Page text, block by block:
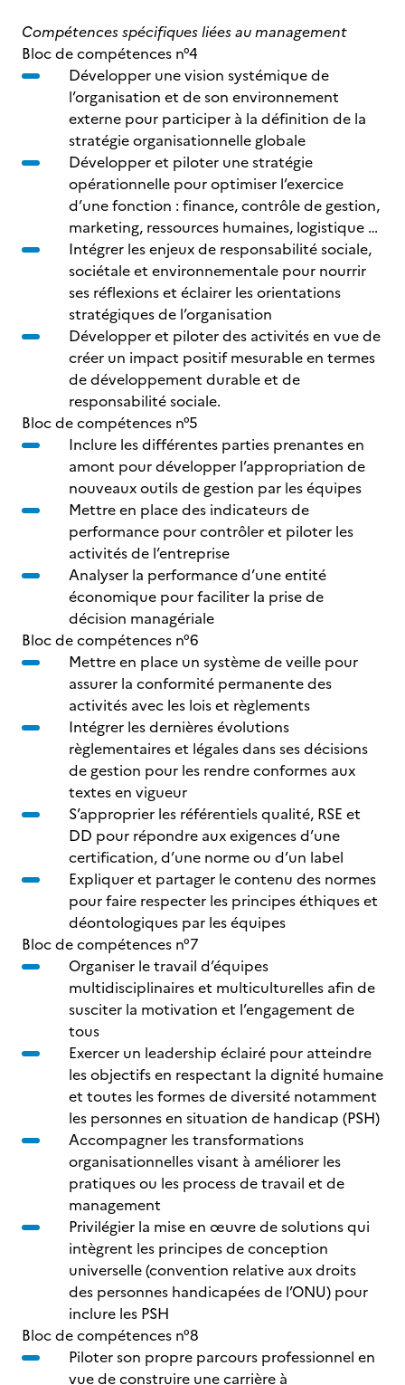
Compétences spécifiques liées au management
Bloc de compétences n°4
Développer une vision systémique de
l’organisation et de son environnement
externe pour participer à la définition de la
stratégie organisationnelle globale
Développer et piloter une stratégie
opérationnelle pour optimiser l’exercice
d’une fonction : finance, contrôle de gestion,
marketing, ressources humaines, logistique …
Intégrer les enjeux de responsabilité sociale,
sociétale et environnementale pour nourrir
ses réflexions et éclairer les orientations
stratégiques de l’organisation
Développer et piloter des activités en vue de
créer un impact positif mesurable en termes
de développement durable et de
responsabilité sociale.
Bloc de compétences n°5
Inclure les différentes parties prenantes en
amont pour développer l’appropriation de
nouveaux outils de gestion par les équipes
Mettre en place des indicateurs de
performance pour contrôler et piloter les
activités de l’entreprise
Analyser la performance d’une entité
économique pour faciliter la prise de
décision managériale
Bloc de compétences n°6
Mettre en place un système de veille pour
assurer la conformité permanente des
activités avec les lois et règlements
Intégrer les dernières évolutions
règlementaires et légales dans ses décisions
de gestion pour les rendre conformes aux
textes en vigueur
S’approprier les référentiels qualité, RSE et
DD pour répondre aux exigences d’une
certification, d’une norme ou d’un label
Expliquer et partager le contenu des normes
pour faire respecter les principes éthiques et
déontologiques par les équipes
Bloc de compétences n°7
Organiser le travail d’équipes
multidisciplinaires et multiculturelles afin de
susciter la motivation et l’engagement de
tous
Exercer un leadership éclairé pour atteindre
les objectifs en respectant la dignité humaine
et toutes les formes de diversité notamment
les personnes en situation de handicap (PSH)
Accompagner les transformations
organisationnelles visant à améliorer les
pratiques ou les process de travail et de
management
Privilégier la mise en œuvre de solutions qui
intègrent les principes de conception
universelle (convention relative aux droits
des personnes handicapées de l’ONU) pour
inclure les PSH
Bloc de compétences n°8
Piloter son propre parcours professionnel en
vue de construire une carrière à